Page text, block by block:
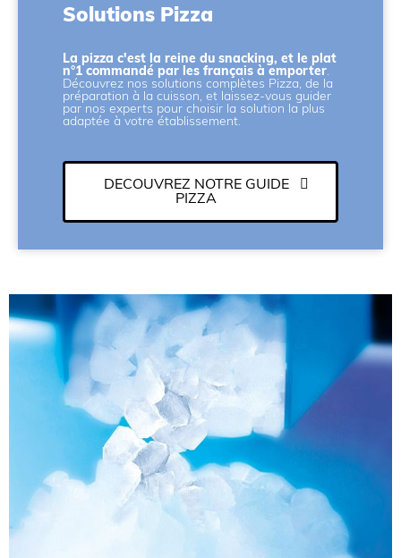
Solutions Pizza
La pizza c'est la reine du snacking, et le plat
n°1 commandé par les français à emporter.
Découvrez nos solutions complètes Pizza, de la
préparation à la cuisson, et laissez-vous guider
par nos experts pour choisir la solution la plus
adaptée à votre établissement.
DECOUVREZ NOTRE GUIDE
PIZZA